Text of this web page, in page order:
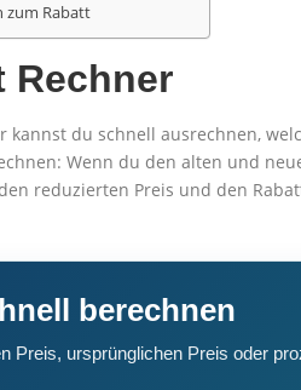
zum Rabatt
Rechner
kannst du schnell ausrechnen,
Wenn du den alten und
reduzierten Preis und den
berechnen
Preis, ursprünglichen Preis oder